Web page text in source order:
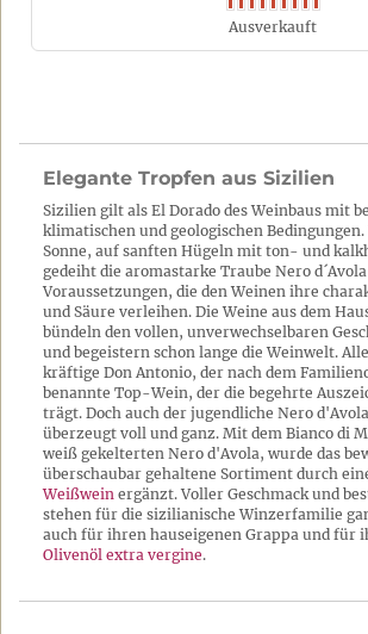
Ausverkauft
Elegante Tropfen aus Sizilien
Sizilien gilt als El Dorado des Weinbaus mit
klimatischen und geologischen
Sonne, auf sanften Hügeln mit ton- und
gedeiht die aromastarke Traube Nero
Voraussetzungen, die den Weinen ihre
und Säure verleihen. Die Weine aus dem
bündeln den vollen, unverwechselbaren
und begeistern schon lange die Weinwelt.
kräftige Don Antonio, der nach dem
benannte Top-Wein, der die begehrte
trägt. Doch auch der jugendliche Nero
überzeugt voll und ganz. Mit dem Bianco di
weiß gekelterten Nero d'Avola, wurde das
überschaubar gehaltene Sortiment durch
Weißwein ergänzt. Voller Geschmack und
stehen für die sizilianische Winzerfamilie
auch für ihren hauseigenen Grappa und für
Olivenöl extra vergine.